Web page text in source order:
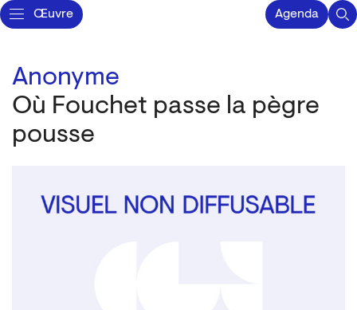
Œuvre Agenda
Anonyme
Où Fouchet passe la pègre
pousse